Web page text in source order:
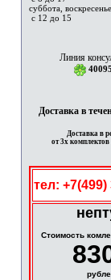
суббота, воскресенье
с 12 до 15
Линия
Доставка в
Доставка в
от 3х комплектов
тел: +7(499)
Cтоимость